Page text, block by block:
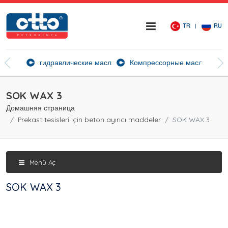
TR RU
агенты гидравлические масла Компрессорные масла
SOK WAX 3
Домашняя страница
Prekast tesisleri için beton ayırıcı maddeler
SOK WAX 3
Menü Aç
SOK WAX 3